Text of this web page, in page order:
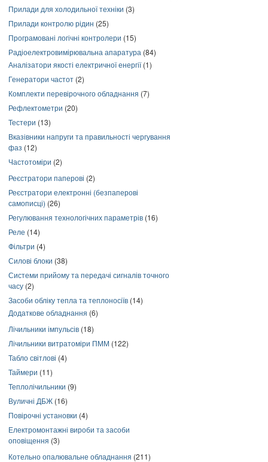
Прилади для холодильної техніки (3)
Прилади контролю рідин (25)
Програмовані логічні контролери (15)
Радіоелектровимірювальна апаратура (84)
Аналізатори якості електричної енергії(1)
Генератори частот (2)
Комплекти перевірочного обладнання (7)
Рефлектометри (20)
Тестери (13)
Вказівники напруги та правильності чергування
фаз (12)
Частотоміри (2)
Реєстратори паперові (2)
Реєстратори електронні (безпаперові
самописці) (26)
Регулювання технологічних параметрів (16)
Реле (14)
Фільтри (4)
Силові блоки (38)
Системи прийому та передачі сигналів точного
часу (2)
Засоби обліку тепла та теплоносіїв (14)
Додаткове обладнання (6)
Лічильники імпульсів (18)
Лічильники витратоміри ПММ (122)
Табло світлові (4)
Таймери (11)
Теплолічильники (9)
Вуличні ДБЖ (16)
Повірочні установки (4)
Електромонтажні вироби та засоби
оповіщення (3)
Котельно опалювальне обладнання (211)